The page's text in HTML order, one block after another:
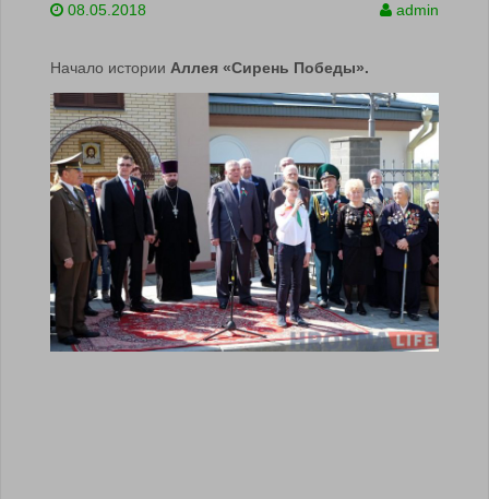
08.05.2018 admin
Начало истории Аллея «Сирень Победы».